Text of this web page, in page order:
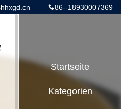
86--18930007369
Startseite
Kategorien